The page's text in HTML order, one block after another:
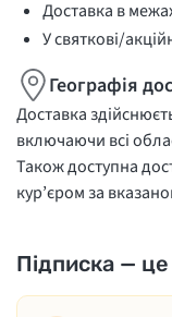
Доставка в
У святкові/
Географія
Доставка
включаючи всі
Також доступна
кур’єром за
Підписка — це